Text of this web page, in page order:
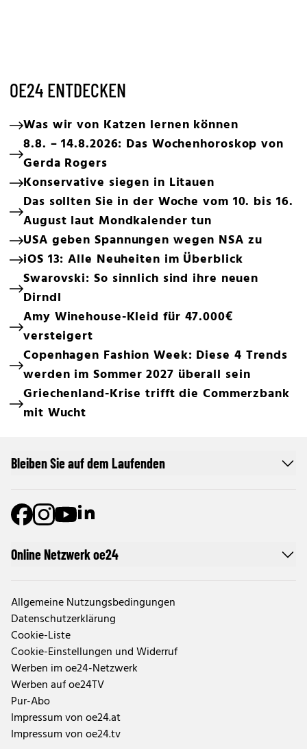
OE24 ENTDECKEN
Was wir von Katzen lernen können
8.8. – 14.8.2026: Das Wochenhoroskop von
Gerda Rogers
Konservative siegen in Litauen
Das sollten Sie in der Woche vom 10. bis 16.
August laut Mondkalender tun
USA geben Spannungen wegen NSA zu
iOS 13: Alle Neuheiten im Überblick
Swarovski: So sinnlich sind ihre neuen
Dirndl
Amy Winehouse-Kleid für 47.000€
versteigert
Copenhagen Fashion Week: Diese 4 Trends
werden im Sommer 2027 überall sein
Griechenland-Krise trifft die Commerzbank
mit Wucht
Online Netzwerk oe24
Allgemeine Nutzungsbedingungen
Datenschutzerklärung
Cookie-Liste
Cookie-Einstellungen und Widerruf
Werben im oe24-Netzwerk
Werben auf oe24TV
Pur-Abo
Impressum von oe24.at
Impressum von oe24.tv
Bleiben Sie auf dem Laufenden